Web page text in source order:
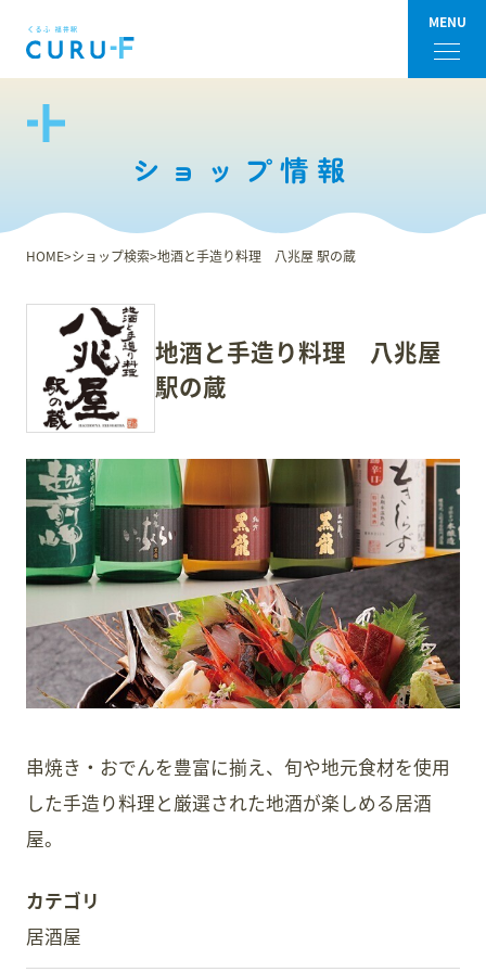
MENU
フロアガイド
ショップ検索
ショップニュース
イベント
アクセス・パーキング
館内サービス
施設からのお知らせ
スタッフ募集
会員案内
周辺観光
ショップ情報
HOME ショップ検索 地酒と手造り料理 八兆屋 駅の蔵
地酒と手造り料理 八兆屋
駅の蔵
串焼き・おでんを豊富に揃え、旬や地元食材を使用
した手造り料理と厳選された地酒が楽しめる居酒
屋。
カテゴリ
居酒屋